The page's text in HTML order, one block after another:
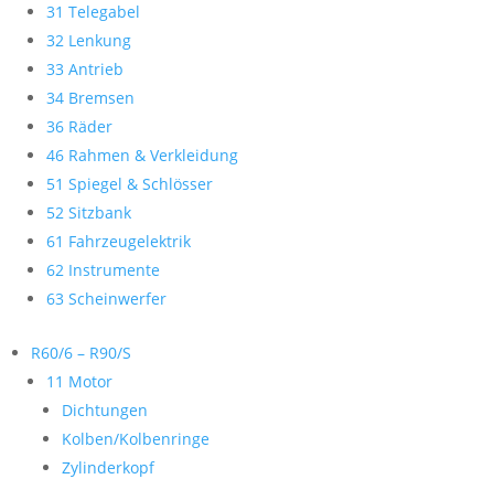
31 Telegabel
32 Lenkung
33 Antrieb
34 Bremsen
36 Räder
46 Rahmen & Verkleidung
51 Spiegel & Schlösser
52 Sitzbank
61 Fahrzeugelektrik
62 Instrumente
63 Scheinwerfer
R60/6 – R90/S
11 Motor
Dichtungen
Kolben/Kolbenringe
Zylinderkopf